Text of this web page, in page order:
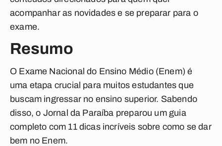
acompanhar as novidades e se preparar para o
exame.
Resumo
O Exame Nacional do Ensino Médio (Enem) é
uma etapa crucial para muitos estudantes que
buscam ingressar no ensino superior. Sabendo
disso, o Jornal da Paraíba preparou um guia
completo com 11 dicas incríveis sobre como se dar
bem no Enem.